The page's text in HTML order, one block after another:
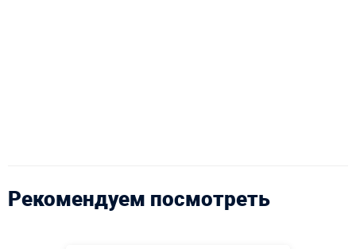
Рекомендуем посмотреть